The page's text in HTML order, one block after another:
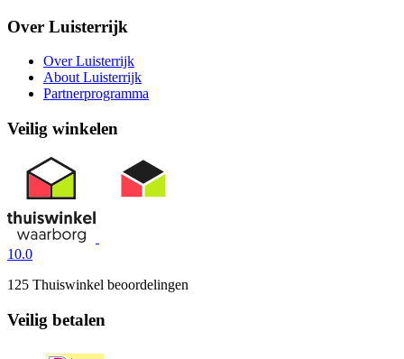
Over Luisterrijk
Over Luisterrijk
About Luisterrijk
Partnerprogramma
Veilig winkelen
10.0
125 Thuiswinkel beoordelingen
Veilig betalen